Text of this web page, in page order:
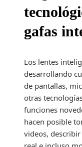
gafas
Los lentes
desarrollando
de pantallas,
otras
funciones
hacen posible
videos,